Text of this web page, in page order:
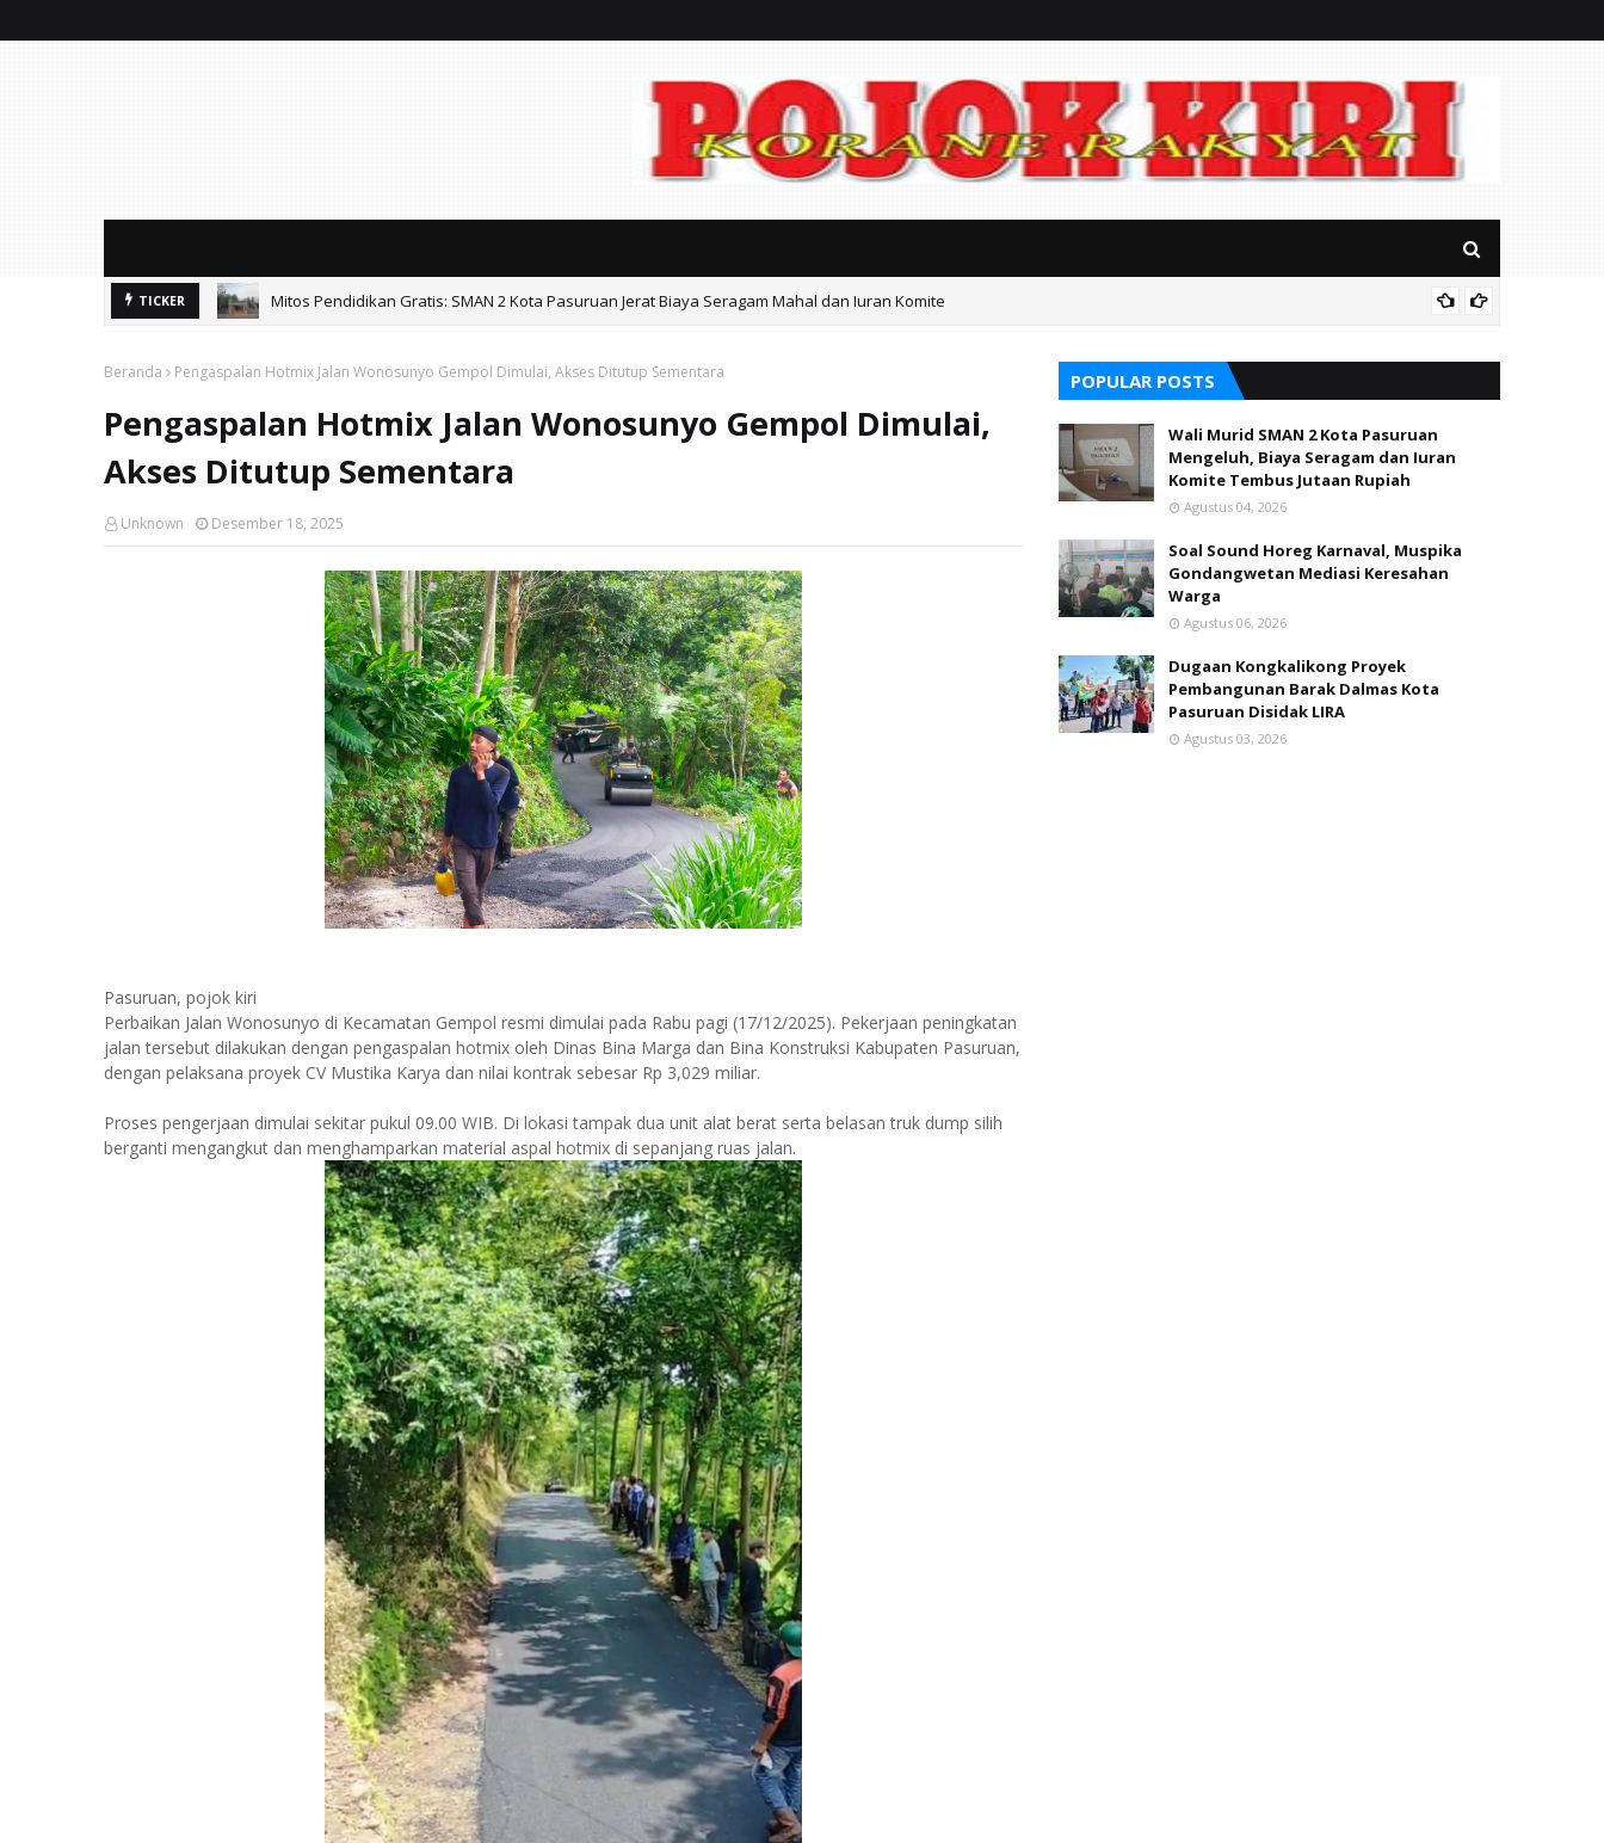
TICKER Mitos Pendidikan Gratis: SMAN 2 Kota Pasuruan Jerat Biaya Seragam Mahal dan Iuran Komite
Beranda Pengaspalan Hotmix Jalan Wonosunyo Gempol Dimulai, Akses Ditutup Sementara
Pengaspalan Hotmix Jalan Wonosunyo Gempol Dimulai,
Akses Ditutup Sementara
Unknown Desember 18, 2025
Pasuruan, pojok kiri
Perbaikan Jalan Wonosunyo di Kecamatan Gempol resmi dimulai pada Rabu pagi (17/12/2025). Pekerjaan peningkatan
jalan tersebut dilakukan dengan pengaspalan hotmix oleh Dinas Bina Marga dan Bina Konstruksi Kabupaten Pasuruan,
dengan pelaksana proyek CV Mustika Karya dan nilai kontrak sebesar Rp 3,029 miliar.
Proses pengerjaan dimulai sekitar pukul 09.00 WIB. Di lokasi tampak dua unit alat berat serta belasan truk dump silih
berganti mengangkut dan menghamparkan material aspal hotmix di sepanjang ruas jalan.
POPULAR POSTS
Wali Murid SMAN 2 Kota Pasuruan
Mengeluh, Biaya Seragam dan Iuran
Komite Tembus Jutaan Rupiah
Agustus 04, 2026
Soal Sound Horeg Karnaval, Muspika
Gondangwetan Mediasi Keresahan
Warga
Agustus 06, 2026
Dugaan Kongkalikong Proyek
Pembangunan Barak Dalmas Kota
Pasuruan Disidak LIRA
Agustus 03, 2026